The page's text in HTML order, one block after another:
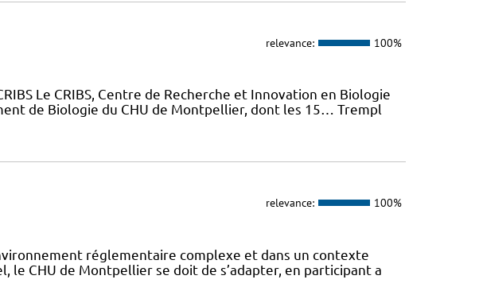
relevance: 100%
Le CRIBS, Centre de Recherche et Innovation en Biologie
de Biologie du CHU de Montpellier, dont les 15… Trempl
relevance: 100%
réglementaire complexe et dans un contexte
le CHU de Montpellier se doit de s’adapter, en participant a